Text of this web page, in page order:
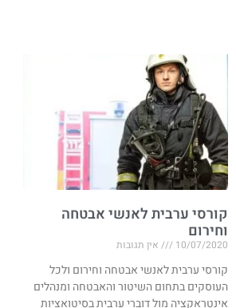
קורסי ערבית לאנשי אבטחה
וחירום
10/07/2020 אין תגובות
קורסי ערבית לאנשי אבטחה וחירום ולכל
העוסקים בתחום השיטור והאבטחה ומנהלים
אינטראקציה מול דוברי ערבית בסיטואציות